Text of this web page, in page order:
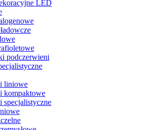
LED
podczerwieni
liniowe
kompaktowe
specjalistyczne